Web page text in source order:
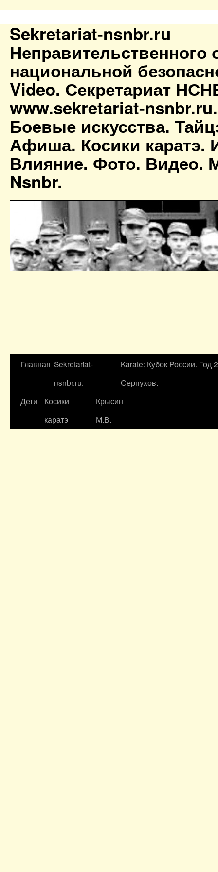
Sekretariat-nsnbr.ru
Неправительственного
национальной
Video. Секретариат
www.sekretariat-
Боевые искусства.
Афиша. Косики каратэ.
Влияние. Фото. Видео.
Nsnbr.
Главная Sekretariat-
nsnbr.ru.
Karate: Кубок России. Год
Серпухов.
Дети
Косики
каратэ
Крысин
М.В.